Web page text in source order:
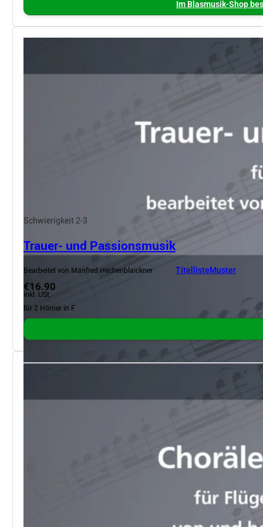
Im Blasmusik-Shop
Schwierigkeit 2-3
Trauer- und Passionsmusik
Bearbeitet von Manfred Hechenblaickner TitellisteMuster
€16.90
inkl. USt.
für 2 Hörner in F